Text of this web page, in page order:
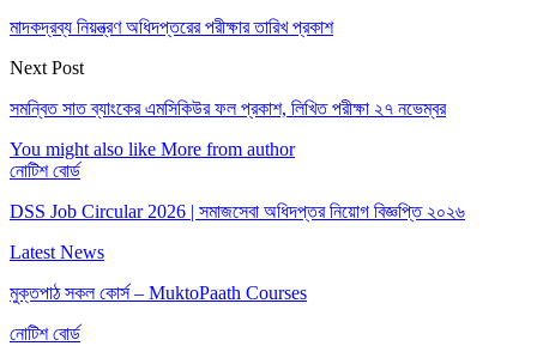
মাদকদ্রব্য নিয়ন্ত্রণ অধিদপ্তরের পরীক্ষার তারিখ প্রকাশ
Next Post
সমন্বিত সাত ব্যাংকের এমসিকিউর ফল প্রকাশ, লিখিত পরীক্ষা ২৭ নভেম্বর
You might also like More from author
নোটিশ বোর্ড
DSS Job Circular 2026 | সমাজসেবা অধিদপ্তর নিয়োগ বিজ্ঞপ্তি ২০২৬
Latest News
মুক্তপাঠ সকল কোর্স – MuktoPaath Courses
নোটিশ বোর্ড